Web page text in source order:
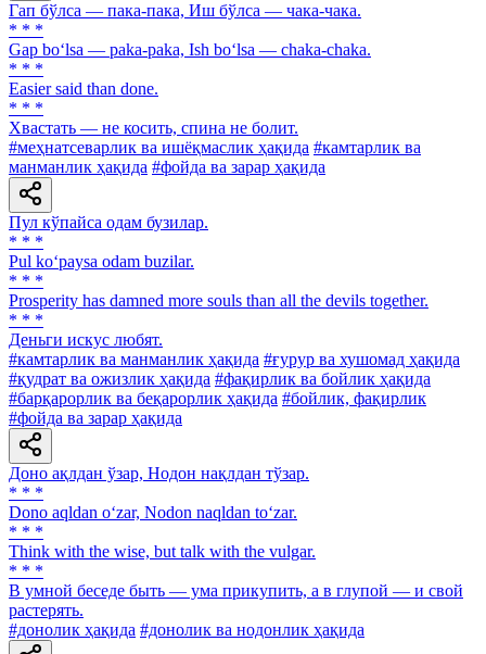
Гап бўлса — пака-пака, Иш бўлса — чака-чака.
* * *
Gap bo‘lsa — paka-paka, Ish bo‘lsa — chaka-chaka.
* * *
Easier said than done.
* * *
Хвастать — не косить, спина не болит.
#меҳнатсеварлик ва ишёқмаслик ҳақида #камтарлик ва
манманлик ҳақида #фойда ва зарар ҳақида
Пул кўпайса одам бузилар.
* * *
Pul ko‘paysa odam buzilar.
* * *
Prosperity has damned more souls than all the devils together.
* * *
Деньги искус любят.
#камтарлик ва манманлик ҳақида #ғурур ва хушомад ҳақида
#қудрат ва ожизлик ҳақида #фақирлик ва бойлик ҳақида
#барқарорлик ва беқарорлик ҳақида #бойлик, фақирлик
#фойда ва зарар ҳақида
Доно ақлдан ўзар, Нодон нақлдан тўзар.
* * *
Dono aqldan o‘zar, Nodon naqldan to‘zar.
* * *
Think with the wise, but talk with the vulgar.
* * *
В умной беседе быть — ума прикупить, а в глупой — и свой
растерять.
#донолик ҳақида #донолик ва нодонлик ҳақида